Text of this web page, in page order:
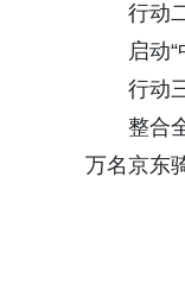
行动
启动
行动
整合
万名京东